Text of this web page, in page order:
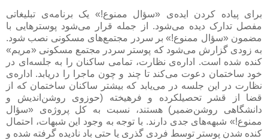
برای پیاده کردن ایده‌ی «سؤال ممنوع!» یک برنامه‌ی تبلیغاتی
مفصل تدارک دیده می‌شود. از جمله قرار می‌شود پوسترهایی با
مضمون «سؤال ممنوع!» بر سردر مجتمع‌های مسکونی نصب شود.
به زودی گزارش می‌شود که پوستر سردر مجتمع مسکونی «مریم»
کنده شده است. اداره‌ی نظارت، تمامی ساکنان را به جلسه‌ای در
خود ساختمان دعوت می‌کند تا چند و چون ماجرا را دریابد. اداره‌ی
نظارت در این جلسه در می‌یابد که بیشتر ساکنان ساختمان که از
قضا از قشر تحصیلکرده و فرهیخته (حوزوی روشن‌اندیش و
دانشگاهی روشن‌ضمیر) هستند، نسبت به کل پروژه‌ی «سؤال
ممنوع!» شبهه‌های جدی دارند. با توجه به وجود این شبهات، احتمال
کنده شدن پوستر توسط فردی گذری یا حتی باد نادیده گرفته شده و